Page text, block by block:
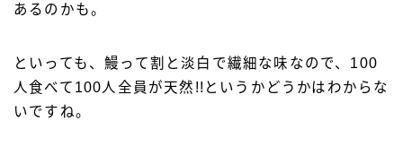
あるのかも。
といっても、鰻って割と淡白で繊細な味なので、100
人食べて100人全員が天然!!というかどうかはわからな
いですね。